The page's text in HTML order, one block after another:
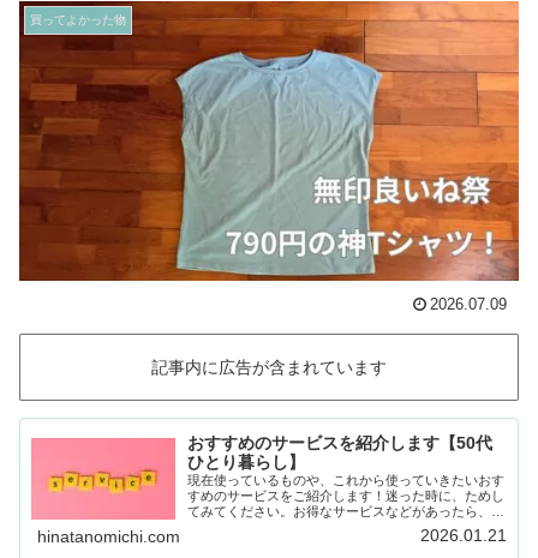
買ってよかった物
2026.07.09
記事内に広告が含まれています
おすすめのサービスを紹介します【50代
ひとり暮らし】
現在使っているものや、これから使っていきたいおす
すめのサービスをご紹介します！迷った時に、ためし
てみてください。お得なサービスなどがあったら、随
時載せていきます！Amazon prime (アマゾンプラ
イム) 30日間の無料体験ができます。…
hinatanomichi.com 2026.01.21